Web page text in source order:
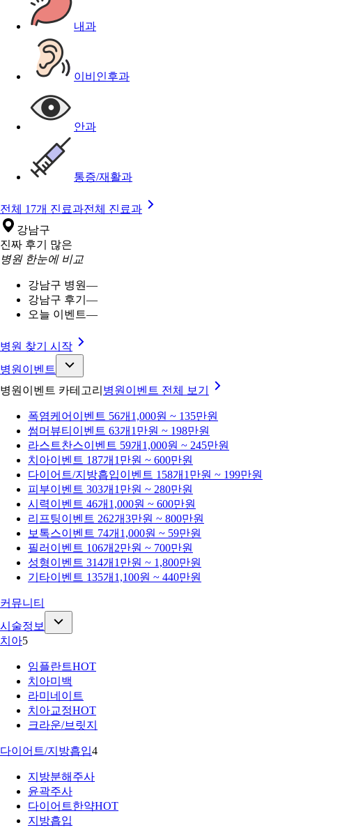
내과
이비인후과
안과
통증/재활과
전체 17개 진료과전체 진료과
강남구
진짜 후기 많은
병원 한눈에 비교
강남구 병원—
강남구 후기 —
오늘 이벤트—
병원 찾기 시작
병원이벤트
병원이벤트 카테고리 병원이벤트 전체 보기
폭염케어 이벤트 56개 1,000원 ~ 135만원
썸머뷰티 이벤트 63개 1만원 ~ 198만원
라스트찬스이벤트 59개 1,000원 ~ 245만원
치아이벤트 187개 1만원 ~ 600만원
다이어트/지방흡입이벤트 158개 1만원 ~ 199만원
피부이벤트 303개 1만원 ~ 280만원
시력이벤트 46개 1,000원 ~ 600만원
리프팅이벤트 262개3만원 ~ 800만원
보톡스이벤트 74개 1,000원 ~ 59만원
필러 이벤트 106개 2만원 ~ 700만원
성형이벤트 314개 1만원 ~ 1,800만원
기타이벤트 135개 1,100원 ~ 440만원
커뮤니티
시술정보
치아5
임플란트HOT
치아미백
라미네이트
치아교정HOT
크라운/브릿지
다이어트/지방흡입4
지방분해주사
윤곽주사
다이어트한약HOT
지방흡입